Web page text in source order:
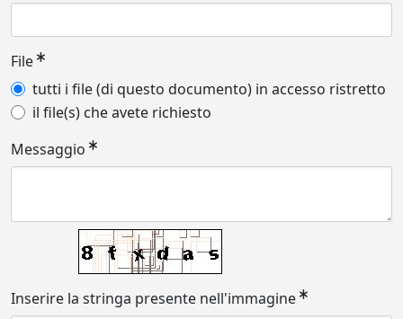
File
tutti i file (di questo documento) in accesso ristretto
il file(s) che avete richiesto
Messaggio
Inserire la stringa presente nell'immagine